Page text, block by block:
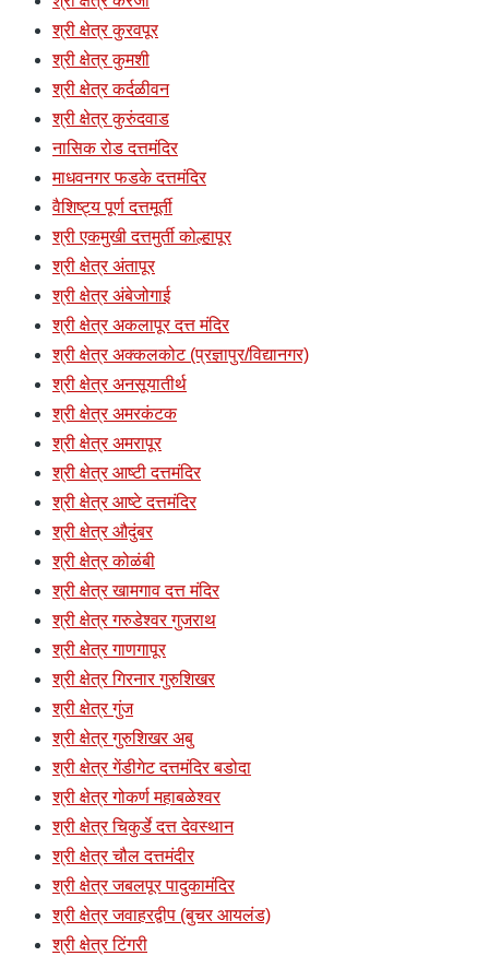
श्री क्षेत्र कुरवपूर
श्री क्षेत्र कुमशी
श्री क्षेत्र कर्दळीवन
श्री क्षेत्र कुरुंदवाड
नासिक रोड दत्तमंदिर
माधवनगर फडके दत्तमंदिर
वैशिष्ट्य पूर्ण दत्तमूर्ती
श्री एकमुखी दत्तमुर्ती कोल्हापूर
श्री क्षेत्र अंतापूर
श्री क्षेत्र अंबेजोगाई
श्री क्षेत्र अकलापूर दत्त मंदिर
श्री क्षेत्र अक्कलकोट (प्रज्ञापुर/विद्यानगर)
श्री क्षेत्र अनसूयातीर्थ
श्री क्षेत्र अमरकंटक
श्री क्षेत्र अमरापूर
श्री क्षेत्र आष्टी दत्तमंदिर
श्री क्षेत्र आष्टे दत्तमंदिर
श्री क्षेत्र औदुंबर
श्री क्षेत्र कोळंबी
श्री क्षेत्र खामगाव दत्त मंदिर
श्री क्षेत्र गरुडेश्वर गुजराथ
श्री क्षेत्र गाणगापूर
श्री क्षेत्र गिरनार गुरुशिखर
श्री क्षेत्र गुंज
श्री क्षेत्र गुरुशिखर अबु
श्री क्षेत्र गेंडीगेट दत्तमंदिर बडोदा
श्री क्षेत्र गोकर्ण महाबळेश्वर
श्री क्षेत्र चिकुर्डे दत्त देवस्थान
श्री क्षेत्र चौल दत्तमंदीर
श्री क्षेत्र जबलपूर पादुकामंदिर
श्री क्षेत्र जवाहरद्वीप (बुचर आयलंड)
श्री क्षेत्र टिंगरी